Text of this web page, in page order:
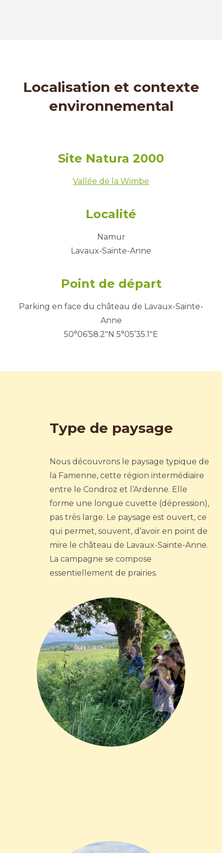
Localisation et contexte
environnemental
Site Natura 2000
Vallée de la Wimbe
Localité
Namur
Lavaux-Sainte-Anne
Point de départ
Parking en face du château de Lavaux-Sainte-
Anne
50°06’58.2"N 5°05’35.1"E
Type de paysage
Nous découvrons le paysage typique de
la Famenne, cette région intermédiaire
entre le Condroz et l’Ardenne. Elle
forme une longue cuvette (dépression),
pas très large. Le paysage est ouvert, ce
qui permet, souvent, d’avoir en point de
mire le château de Lavaux-Sainte-Anne.
La campagne se compose
essentiellement de prairies.